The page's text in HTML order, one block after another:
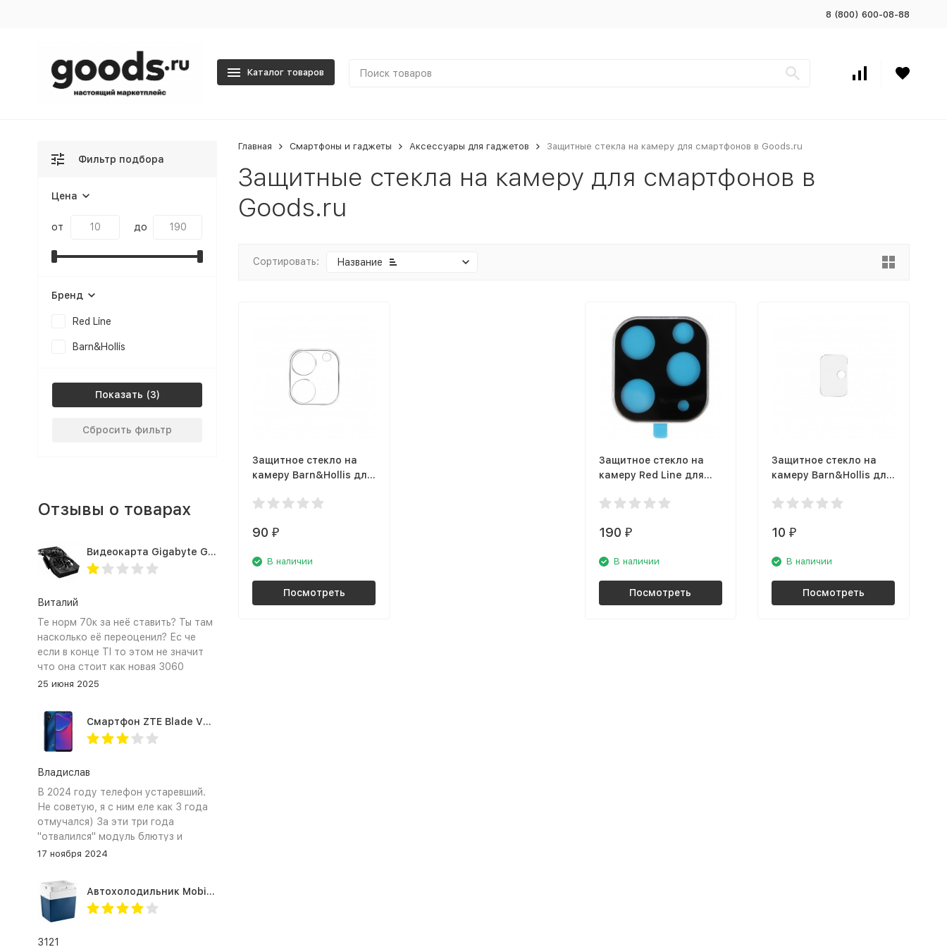
8 (800) 600-08-88
Каталог товаров
Главная Смартфоны и гаджеты Аксессуары для гаджетов Защитные стекла на камеру для смартфонов в Goods.ru
Защитные стекла на камеру для смартфонов в
Goods.ru
Сортировать: Название
Защитное стекло на
камеру Barn&Hollis для
90 ₽
В наличии
Посмотреть
Защитное стекло на
камеру Red Line для
Pro Max, черная рамка
190 ₽
В наличии
Посмотреть
Защитное стекло на
камеру Barn&Hollis для
10₽
В наличии
Посмотреть
Фильтр подбора
Цена
от до
Бренд
Red Line
Barn&Hollis
Показать
Сбросить фильтр
Отзывы о товарах
Видеокарта Gigabyte GTX1660TI 6GB (GV-N166TOC-6GD 1.0A)
Виталий
Те норм 70к за неё ставить? Ты там
насколько её переоценил? Ес че
если в конце TI то этом не значит
что она стоит как новая 3060
25 июня 2025
Смартфон ZTE Blade V2020 Smart 64 Гб синий
Владислав
В 2024 году телефон устаревший.
Не советую, я с ним еле как 3 года
отмучался) За эти три года
"отвалился" модуль блютуз и
сканер отпечатка пальца
17 ноября 2024
Автохолодильник Mobicool MV26 AC/DC
3121